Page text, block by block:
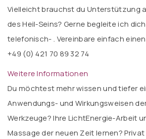
Vielleicht brauchst du Unterstützung
des Heil-Seins? Gerne begleite ich
telefonisch- . Vereinbare einfach
+49 (0) 421 70 89 32 74
Weitere Informationen
Du möchtest mehr wissen und tiefer
Anwendungs- und Wirkungsweisen
Werkzeuge? Ihre LichtEnergie-Arbeit
Massage der neuen Zeit lernen?